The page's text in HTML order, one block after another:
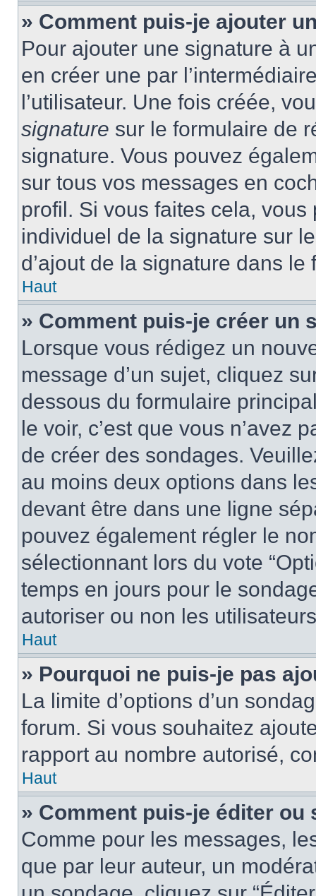
» Comment puis-je ajouter
Pour ajouter une signature à
en créer une par
l’utilisateur. Une fois créée,
signature sur le formulaire de
signature. Vous pouvez
sur tous vos messages en
profil. Si vous faites cela, vous
individuel de la signature sur
d’ajout de la signature dans
Haut
» Comment puis-je créer un
Lorsque vous rédigez un
message d’un sujet, cliquez
dessous du formulaire
le voir, c’est que vous n’avez
de créer des sondages.
au moins deux options dans
devant être dans une ligne
pouvez également régler le
sélectionnant lors du vote
temps en jours pour le
autoriser ou non les
Haut
» Pourquoi ne puis-je pas
La limite d’options d’un
forum. Si vous souhaitez
rapport au nombre autorisé,
Haut
» Comment puis-je éditer ou
Comme pour les messages,
que par leur auteur, un